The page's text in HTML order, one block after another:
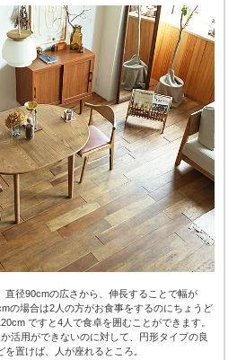
直径90cmの広さから、伸長することで幅が
の場合は2人の方がお食事をするのにちょうど
ですと4人で食卓を囲むことができます。
活用ができないのに対して、円形タイプの良
置けば、人が座れるところ。